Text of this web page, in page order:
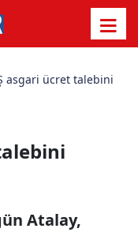
asgari ücret talebini
Atalay,